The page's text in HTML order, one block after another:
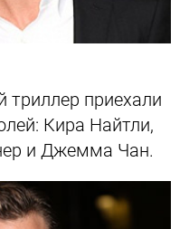
триллер приехали
Кира Найтли,
и Джемма Чан.